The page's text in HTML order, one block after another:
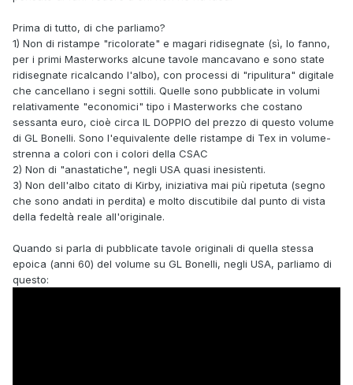
Prima di tutto, di che parliamo?
1) Non di ristampe "ricolorate" e magari ridisegnate (sì, lo fanno,
per i primi Masterworks alcune tavole mancavano e sono state
ridisegnate ricalcando l'albo), con processi di "ripulitura" digitale
che cancellano i segni sottili. Quelle sono pubblicate in volumi
relativamente "economici" tipo i Masterworks che costano
sessanta euro, cioè circa IL DOPPIO del prezzo di questo volume
di GL Bonelli. Sono l'equivalente delle ristampe di Tex in volume-
strenna a colori con i colori della CSAC
2) Non di "anastatiche", negli USA quasi inesistenti.
3) Non dell'albo citato di Kirby, iniziativa mai più ripetuta (segno
che sono andati in perdita) e molto discutibile dal punto di vista
della fedeltà reale all'originale.
Quando si parla di pubblicate tavole originali di quella stessa
epoica (anni 60) del volume su GL Bonelli, negli USA, parliamo di
questo: